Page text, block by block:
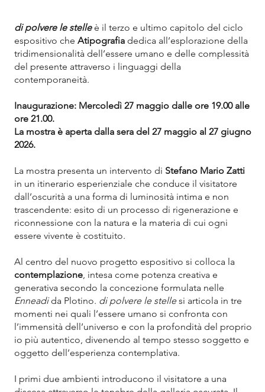
di polvere le stelleè il terzo e ultimo capitolo del ciclo
espositivo che Atipografiadedica all’esplorazione della
tridimensionalità dell’essere umano e delle complessità
del presente attraverso i linguaggi della
contemporaneità.
Inaugurazione: Mercoledì 27 maggio dalle ore 19.00 alle
ore 21.00.
La mostra è aperta dalla sera del 27 maggio al 27 giugno
2026.
La mostra presenta un intervento di Stefano Mario Zatti
in un itinerario esperienziale che conduce il visitatore
dall’oscurità a una forma di luminosità intima e non
trascendente: esito di un processo di rigenerazione e
riconnessione con la natura e la materia di cui ogni
essere vivente è costituito.
Al centro del nuovo progetto espositivo si colloca la
contemplazione, intesa come potenza creativa e
generativa secondo la concezione formulata nelle
Enneadida Plotino. di polvere le stellesi articola in tre
momenti nei quali l’essere umano si confronta con
l’immensità dell’universo e con la profondità del proprio
io più autentico, divenendo al tempo stesso soggetto e
oggetto dell’esperienza contemplativa.
I primi due ambienti introducono il visitatore a una